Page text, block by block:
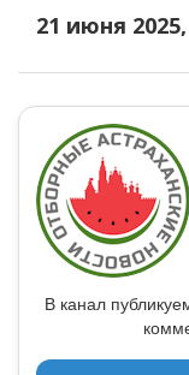
21 июня
В канал